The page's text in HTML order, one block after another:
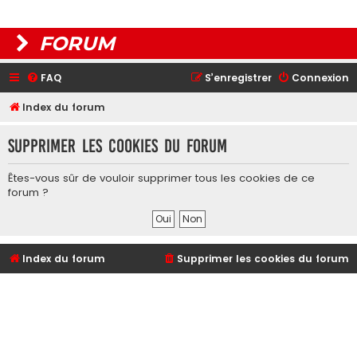
FORUM
FAQ Connexion
S’enregistrer
Index du forum
Supprimer les cookies du forum
Êtes-vous sûr de vouloir supprimer tous les cookies de ce
forum ?
Index du forum Supprimer les cookies du forum